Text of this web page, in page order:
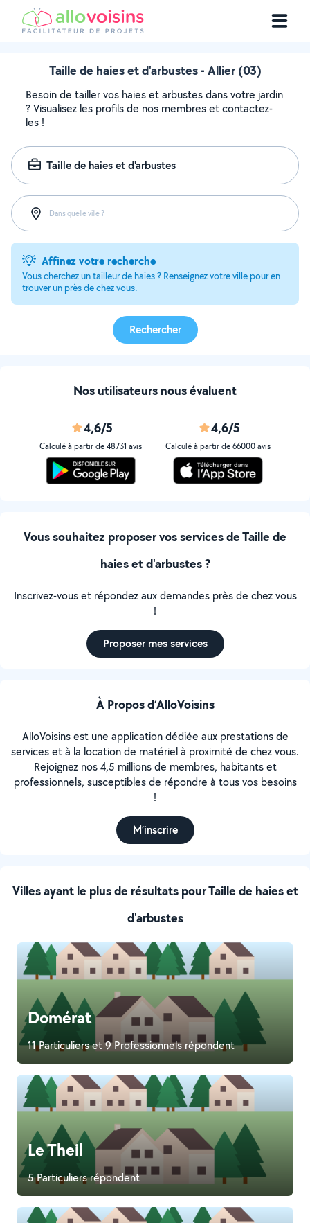
Taille de haies et d'arbustes - Allier (03)
Besoin de tailler vos haies et arbustes dans votre jardin
? Visualisez les profils de nos membres et contactez-
les !
Taille de haies et d'arbustes
Dans quelle ville ?
Affinez votre recherche
Vous cherchez un tailleur de haies ? Renseignez votre ville pour en
trouver un près de chez vous.
Rechercher
Nos utilisateurs nous évaluent
4,6/5
Calculé à partir de 48731 avis
4,6/5
Calculé à partir de 66000 avis
Villes ayant le plus de résultats pour Taille de haies et
d'arbustes
Domérat
11 Particuliers et 9 Professionnels répondent
Le Theil
5 Particuliers répondent
Vous souhaitez proposer vos services de Taille de
haies et d'arbustes ?
Inscrivez-vous et répondez aux demandes près de chez vous
!
Proposer mes services
À Propos d’AlloVoisins
AlloVoisins est une application dédiée aux prestations de
services et à la location de matériel à proximité de chez vous.
Rejoignez nos 4,5 millions de membres, habitants et
professionnels, susceptibles de répondre à tous vos besoins
!
M’inscrire